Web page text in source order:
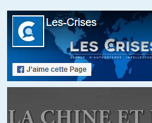
avec mes principes, tout est « drivé »
constamment de l’économie, nous
industriels qui investissent pour
majeur partie des cas dans des contrats
Comment peut-on offrir une rentabilité
sommes sur du long term.
J’ai l’impression que les grandes